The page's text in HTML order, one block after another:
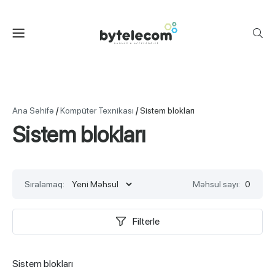
Ana Səhifə /Kompüter Texnikası /Sistem blokları
Sistem blokları
Sıralamaq: Məhsul sayı: 0
Filterle
Sistem blokları